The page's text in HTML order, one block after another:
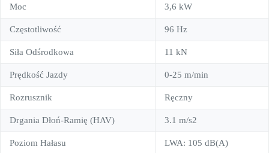
Moc 3,6 kW
Częstotliwość 96 Hz
Siła Odśrodkowa 11 kN
Prędkość Jazdy 0-25 m/min
Rozrusznik Ręczny
Drgania Dłoń-Ramię (HAV) 3.1 m/s2
Poziom Hałasu LWA: 105 dB(A)